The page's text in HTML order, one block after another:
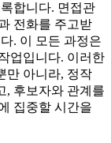
합니다. 면접관
전화를 주고받
. 이 모든 과정은
업입니다. 이러한
만 아니라, 정작
, 후보자와 관계를
집중할 시간을